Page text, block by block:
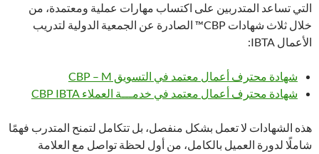
التي تساعد المتدربين على اكتساب مهارات عملية ومعتمدة، من
خلال ثلاث شهادات CBP™ الصادرة عن الجمعية الدولية لتدريب
الأعمال IBTA:
شهادة محترف أعمال معتمد في التسويق CBP – M
شهادة محترف أعمال معتمد في خدمـــة العملاء CBP IBTA
هذه الشهادات لا تعمل بشكل منفصل، بل تتكامل لتمنح المتدرب فهمًا
شاملًا لدورة العميل بالكامل، من أول لحظة تواصل مع العلامة